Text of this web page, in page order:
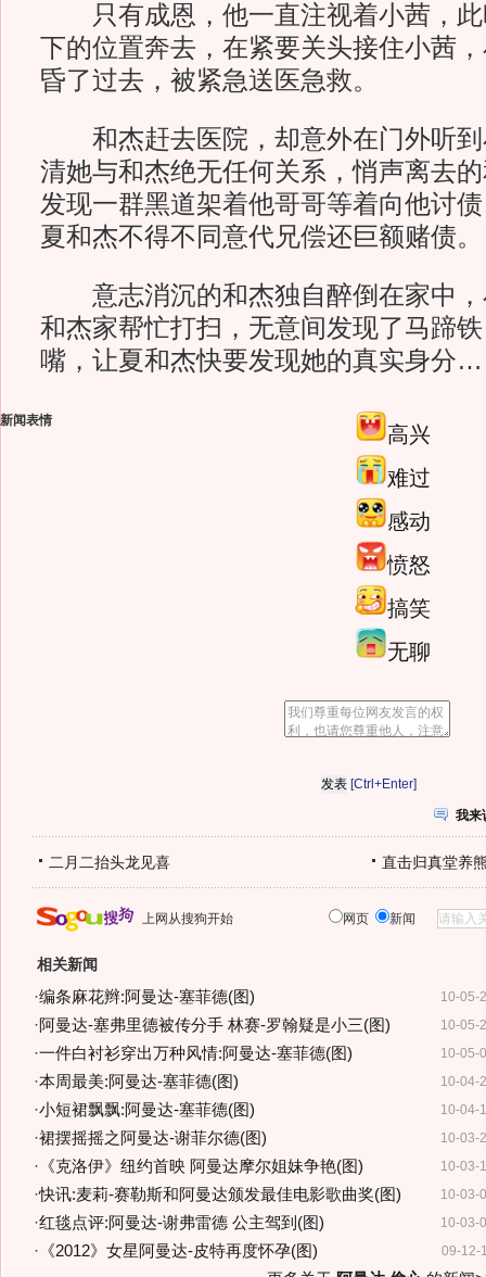
只有成恩，他一直注视着小茜，此
下的位置奔去，在紧要关头接住小茜
昏了过去，被紧急送医急救。
和杰赶去医院，却意外在门外听到
清她与和杰绝无任何关系，悄声离去
发现一群黑道架着他哥哥等着向他讨
夏和杰不得不同意代兄偿还巨额赌债。
意志消沉的和杰独自醉倒在家中，
和杰家帮忙打扫，无意间发现了马蹄
嘴，让夏和杰快要发现她的真实身分…
新闻表情
高兴
难过
感动
愤怒
搞笑
无聊
[Ctrl+Enter]
我来
二月二抬头龙见喜 直击归真堂养
上网从搜狗开始 网页 新闻
相关新闻
10-05-
·编条麻花辫:阿曼达-塞菲德(图)
10-05-
·阿曼达-塞弗里德被传分手 林赛-罗翰疑是小三(图)
10-05-
·一件白衬衫穿出万种风情:阿曼达-塞菲德(图)
10-04-
·本周最美:阿曼达-塞菲德(图)
10-04-
·小短裙飘飘:阿曼达-塞菲德(图)
10-03-
·裙摆摇摇之阿曼达-谢菲尔德(图)
10-03-
· 《克洛伊》纽约首映 阿曼达摩尔姐妹争艳(图)
10-03-
·快讯:麦莉-赛勒斯和阿曼达颁发最佳电影歌曲奖(图)
10-03-
·红毯点评:阿曼达-谢弗雷德 公主驾到(图)
09-12-
· 《2012》女星阿曼达-皮特再度怀孕(图)